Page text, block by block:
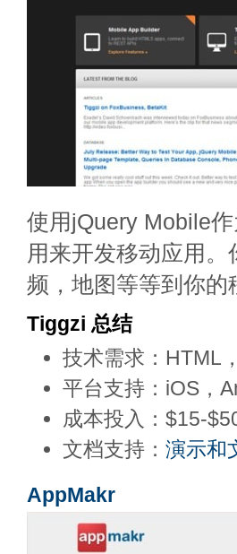
使用jQuery Mobile
用来开发移动应用
频，地图等等到你
Tiggzi 总结
技术需求：HTML
平台支持：iOS，
成本投入：$15-
文档支持： 演示和
AppMakr